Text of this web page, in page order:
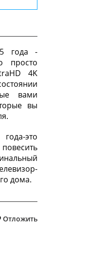
года -
просто
4K
вами
вы
это
дома.
Отложить